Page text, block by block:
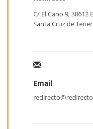
C/ El Cano 9,
Santa Cruz de
Email